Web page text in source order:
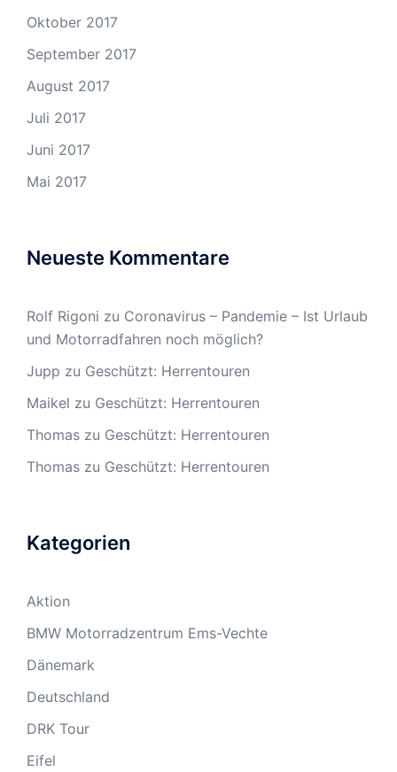
Oktober 2017
September 2017
August 2017
Juli 2017
Juni 2017
Mai 2017
Neueste Kommentare
Rolf Rigoni zu Coronavirus – Pandemie – Ist Urlaub
und Motorradfahren noch möglich?
Jupp zu Geschützt: Herrentouren
Maikel zu Geschützt: Herrentouren
Thomas zu Geschützt: Herrentouren
Thomas zu Geschützt: Herrentouren
Kategorien
Aktion
BMW Motorradzentrum Ems-Vechte
Dänemark
Deutschland
DRK Tour
Eifel